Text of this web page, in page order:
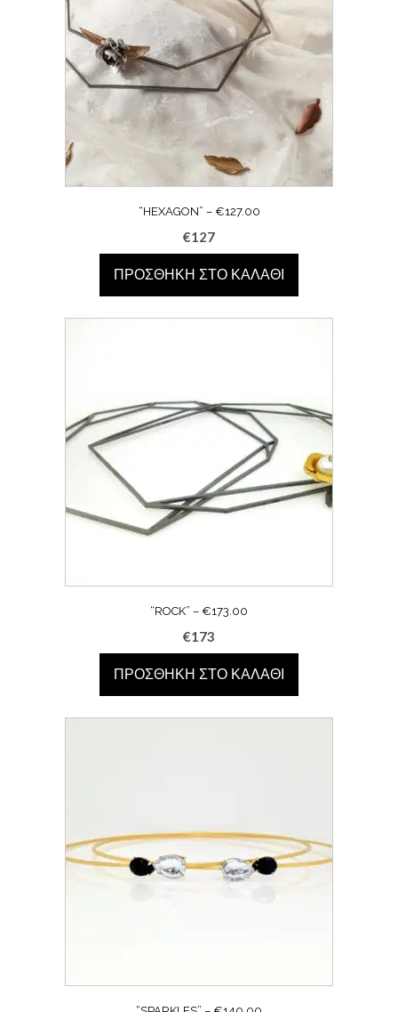
“HEXAGON” – €127.00
€127
ΠΡΟΣΘΉΚΗ ΣΤΟ ΚΑΛΆΘΙ
“ROCK” – €173.00
€173
ΠΡΟΣΘΉΚΗ ΣΤΟ ΚΑΛΆΘΙ